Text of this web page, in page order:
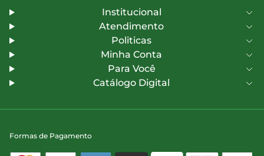
Institucional
Atendimento
Politicas
Minha Conta
Para Você
Catálogo Digital
Formas de Pagamento